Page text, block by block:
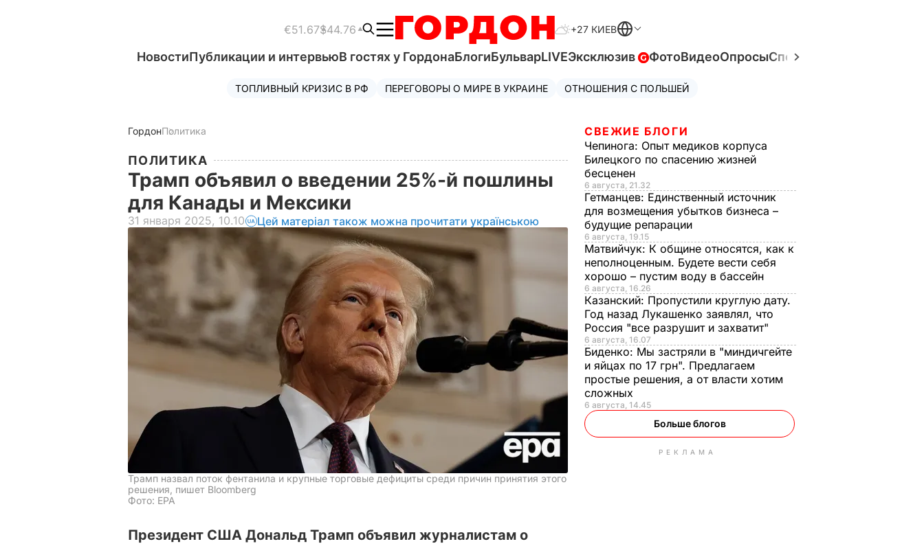
€51.67$44.76 +27 КИЕВ
НовостиПубликации и интервьюВ гостях у ГордонаБлогиБульварLIVEЭксклюзив ФотоВидеоОпросыСпецпроекты
ТОПЛИВНЫЙ КРИЗИС В РФ ПЕРЕГОВОРЫ О МИРЕ В УКРАИНЕ ОТНОШЕНИЯ С ПОЛЬШЕЙ
ГордонПолитика
ПОЛИТИКА
Трамп объявил о введении 25%-й пошлины
для Канады и Мексики
31 января 2025, 10.10 Цей матеріал також можна прочитати українською
Трамп назвал поток фентанила и крупные торговые дефициты среди причин принятия этого
решения, пишет Bloomberg
Фото: EPA
Президент США Дональд Трамп объявил журналистам о
СВЕЖИЕ БЛОГИ
Чепинога: Опыт медиков корпуса
Билецкого по спасению жизней
бесценен
6 августа, 21.32
Гетманцев: Единственный источник
для возмещения убытков бизнеса –
будущие репарации
6 августа, 19.15
Матвийчук: К общине относятся, как к
неполноценным. Будете вести себя
хорошо – пустим воду в бассейн
6 августа, 16.26
Казанский: Пропустили круглую дату.
Год назад Лукашенко заявлял, что
Россия "все разрушит и захватит"
6 августа, 16.07
Биденко: Мы застряли в "миндичгейте
и яйцах по 17 грн". Предлагаем
простые решения, а от власти хотим
сложных
6 августа, 14.45
Больше блогов
РЕКЛАМА